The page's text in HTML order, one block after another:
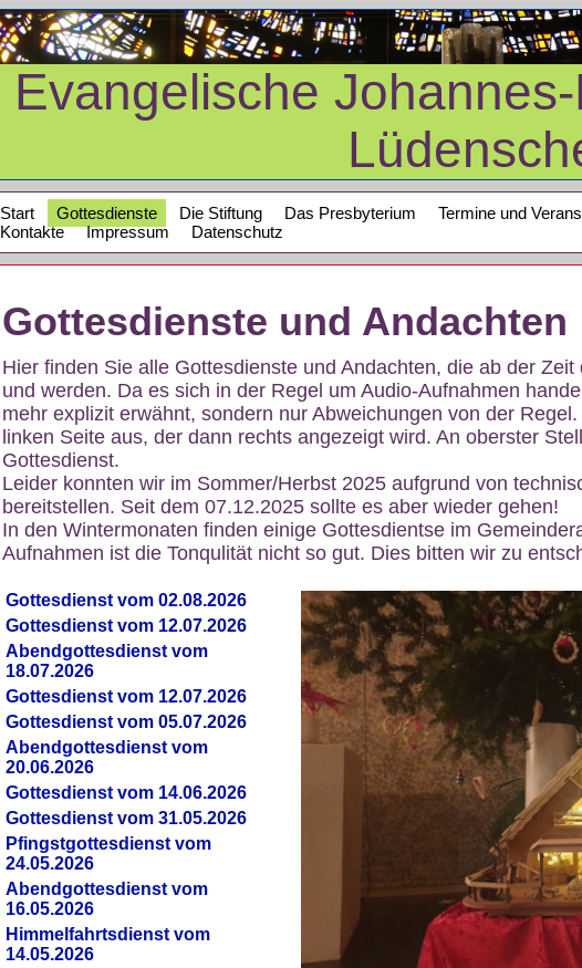
Evangelische
Start Gottesdienste Die Stiftung Das Presbyterium Termine und
Kontakte
Impressum Datenschutz
Gottesdienste und Andachten
Hier finden Sie alle Gottesdienste und Andachten, die ab der
und werden. Da es sich in der Regel um Audio-Aufnahmen
mehr explizit erwähnt, sondern nur Abweichungen von der
linken Seite aus, der dann rechts angezeigt wird. An oberster
Gottesdienst.
Leider konnten wir im Sommer/Herbst 2025 aufgrund von
bereitstellen. Seit dem 07.12.2025 sollte es aber wieder gehen!
In den Wintermonaten finden einige Gottesdientse im
Aufnahmen ist die Tonqulität nicht so gut. Dies bitten wir zu
Gottesdienst vom 02.08.2026
Gottesdienst vom 12.07.2026
Abendgottesdienst vom
18.07.2026
Gottesdienst vom 12.07.2026
Gottesdienst vom 05.07.2026
Abendgottesdienst vom
20.06.2026
Gottesdienst vom 14.06.2026
Gottesdienst vom 31.05.2026
Pfingstgottesdienst vom
24.05.2026
Abendgottesdienst vom
16.05.2026
Himmelfahrtsdienst vom
14.05.2026